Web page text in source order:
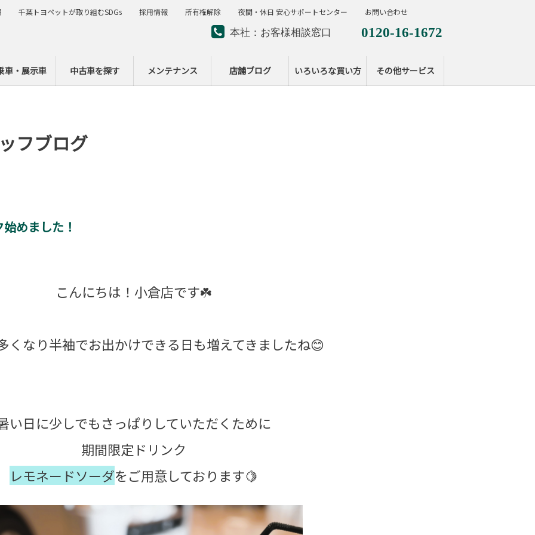
本社：お客様相談窓口 0120-16-1672
ー
車・展示車 中古車を探す メンテナンス 店舗ブログ いろいろな買い方 その他サービス
千葉トヨペットが取り組むSDGs 採用情報 所有権解除 夜間・休日 安心サポートセンター お問い合わせ
フブログ
めました！
こんにちは！小倉店です☘️
くなり半袖でお出かけできる日も増えてきましたね😊
い日に少しでもさっぱりしていただくために
期間限定ドリンク
レモネードソーダをご用意しております🍋